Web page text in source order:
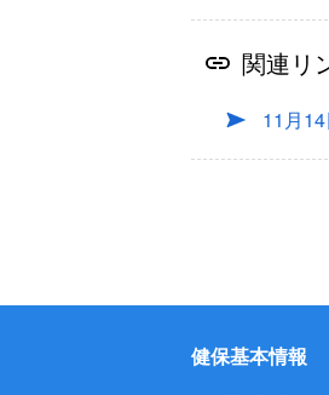
関連リ
11月
健保基本情報